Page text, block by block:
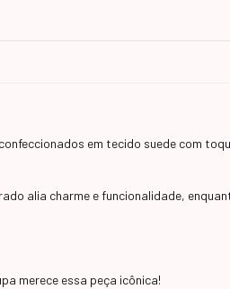
em tecido suede com
alia charme e funcionalidade,
merece essa peça icônica!